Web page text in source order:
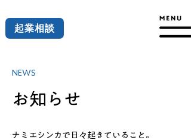
起業相談
NEWS
お知らせ
ナミエシンカで日々起きていること。